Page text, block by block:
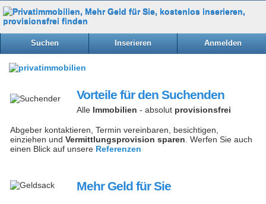
Suchen Inserieren Anmelden
Vorteile für den Suchenden
Alle Immobilien - absolut provisionsfrei
Abgeber kontaktieren, Termin vereinbaren, besichtigen,
einziehen und Vermittlungsprovision sparen . Werfen Sie auch
einen Blick auf unsere Referenzen
Mehr Geld für Sie